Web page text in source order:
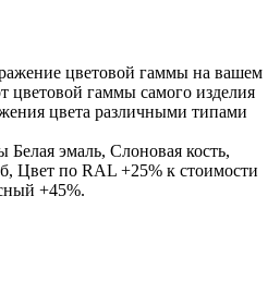
цветовой гаммы на вашем
цветовой гаммы самого изделия
цвета различными типами
эмаль, Слоновая кость,
Цвет по RAL +25% к стоимости
+45%.